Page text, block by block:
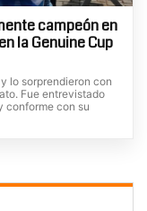
campeón en
la Genuine Cup
lo sorprendieron con
Fue entrevistado
conforme con su